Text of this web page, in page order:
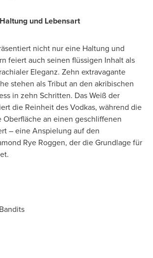
und Lebensart
nicht nur eine Haltung und
feiert auch seinen flüssigen Inhalt als
Eleganz. Zehn extravagante
stehen als Tribut an den akribischen
in zehn Schritten. Das Weiß der
die Reinheit des Vodkas, während die
Oberfläche an einen geschliffenen
– eine Anspielung auf den
Rye Roggen, der die Grundlage für